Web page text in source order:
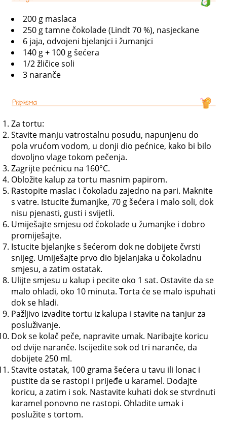
200 g maslaca
250 g tamne čokolade (Lindt 70 %), nasjeckane
6 jaja, odvojeni bjelanjci i žumanjci
140 g + 100 g šećera
1/2 žličice soli
3 naranče
Za tortu:
Stavite manju vatrostalnu posudu, napunjenu do
pola vrućom vodom, u donji dio pećnice, kako bi bilo
dovoljno vlage tokom pečenja.
Zagrijte pećnicu na 160°C.
Obložite kalup za tortu masnim papirom.
Rastopite maslac i čokoladu zajedno na pari. Maknite
s vatre. Istucite žumanjke, 70 g šećera i malo soli, dok
nisu pjenasti, gusti i svijetli.
Umiješajte smjesu od čokolade u žumanjke i dobro
promiješajte.
Istucite bjelanjke s šećerom dok ne dobijete čvrsti
snijeg. Umiješajte prvo dio bjelanjaka u čokoladnu
smjesu, a zatim ostatak.
Ulijte smjesu u kalup i pecite oko 1 sat. Ostavite da se
malo ohladi, oko 10 minuta. Torta će se malo ispuhati
dok se hladi.
Pažljivo izvadite tortu iz kalupa i stavite na tanjur za
posluživanje.
Dok se kolač peče, napravite umak. Naribajte koricu
od dvije naranče. Iscijedite sok od tri naranče, da
dobijete 250 ml.
Stavite ostatak, 100 grama šećera u tavu ili lonac i
pustite da se rastopi i prijeđe u karamel. Dodajte
koricu, a zatim i sok. Nastavite kuhati dok se stvrdnuti
karamel ponovno ne rastopi. Ohladite umak i
poslužite s tortom.